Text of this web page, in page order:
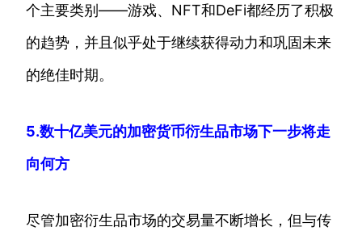
个主要类别——游戏、NFT和DeFi都经历了积极
的趋势，并且似乎处于继续获得动力和巩固未来
的绝佳时期。
5.数十亿美元的加密货币衍生品市场下一步将走
向何方
尽管加密衍生品市场的交易量不断增长，但与传